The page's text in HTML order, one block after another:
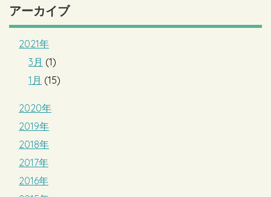
アーカイブ
2021年
3月 (1)
1月 (15)
2020年
2019年
2018年
2017年
2016年